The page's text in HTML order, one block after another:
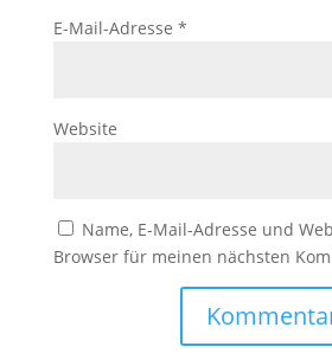
E-Mail-Adresse *
Website
Name, E-Mail-Adresse und
Browser für meinen nächsten